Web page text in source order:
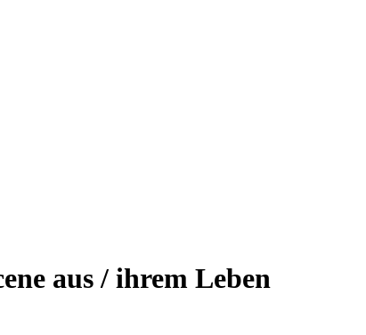
aus / ihrem Leben